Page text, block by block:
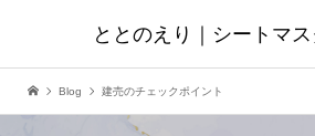
ととのえり｜シートマ
Blog 建売のチェックポイント